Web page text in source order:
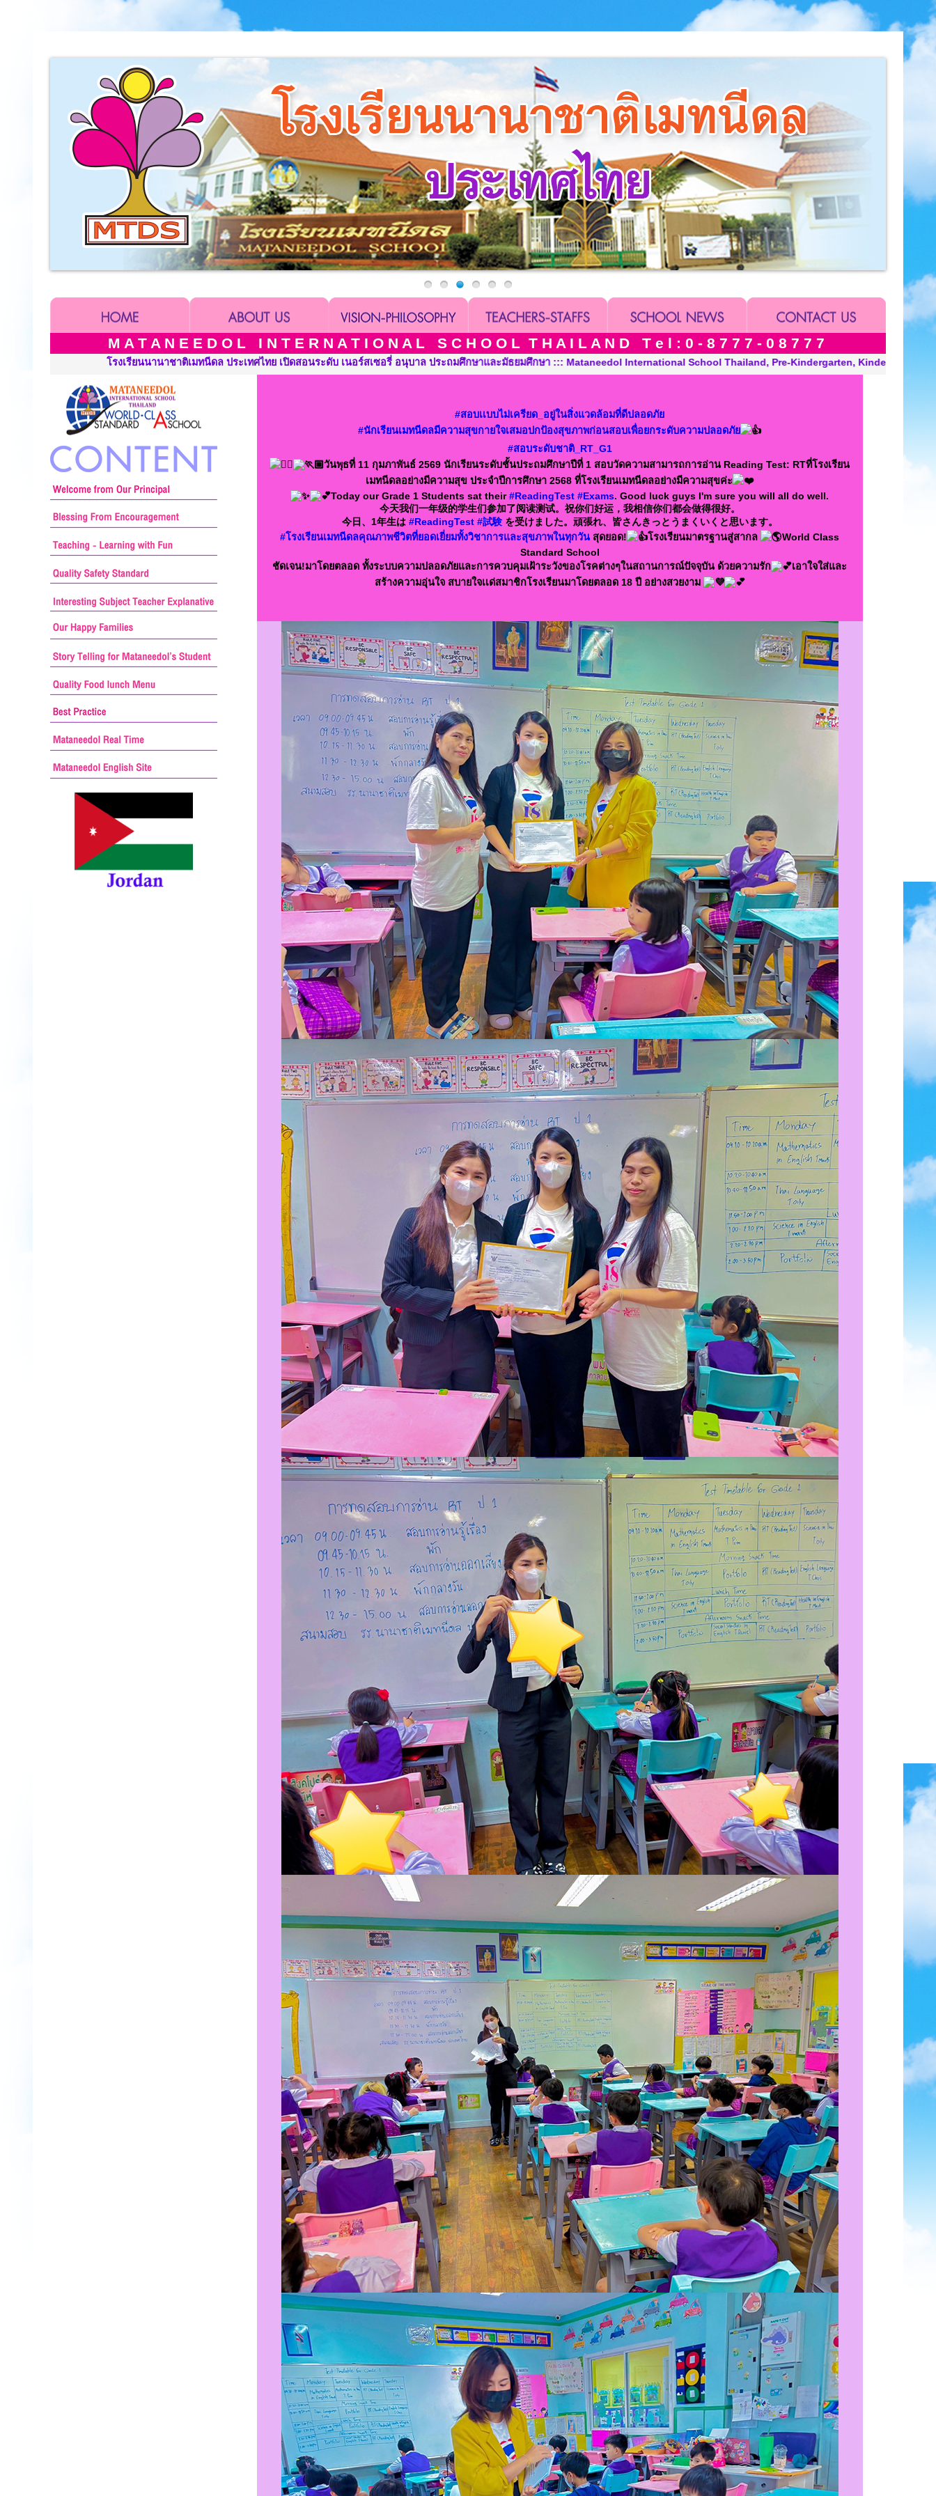
M A T A N E E D O L I N T E R N A T I O N A L S C H O O L T H A I L A N D T e l : 0 - 8 7 7 7 - 0 8 7 7 7
ประเทศไทย เปิดสอนระดับ เนอร์สเซอรี่ อนุบาล ประถมศึกษาและมัธยมศึกษา ::: Mataneedol International School Thailand, Pre-Kindergarten, Kindergarten and Grade in Khon Kaen Thailand. “A
#สอบเเบบไม่เครียด_อยู่ในสิ่งแวดล้อมที่ดีปลอดภัย
#นักเรียนเมทนีดลมีความสุขกายใจเสมอปกป้องสุขภาพก่อนสอบเพื่อยกระดับความปลอดภัย
#สอบระดับชาติ_RT_G1
วันพุธที่ 11 กุมภาพันธ์ 2569 นักเรียนระดับชั้นประถมศึกษาปีที่ 1 สอบวัดความสามารถการอ่าน Reading Test: RTที่โรงเรียน
เมทนีดลอย่างมีความสุข ประจำปีการศึกษา 2568 ที่โรงเรียนเมทนีดลอย่างมีความสุขค่ะ
Today our Grade 1 Students sat their#ReadingTest #Exams. Good luck guys I'm sure you will all do well.
今天我们一年级的学生们参加了阅读测试。祝你们好运，我相信你们都会做得很好。
今日、1年生は #ReadingTest #試験を受けました。頑張れ、皆さんきっとうまくいくと思います。
#โรงเรียนเมทนีดลคุณภาพชีวิตที่ยอดเยี่ยมทั้งวิชาการและสุขภาพในทุกวัน สุดยอด! โรงเรียนมาตรฐานสู่สากล
World Class
Standard School
ชัดเจน!มาโดยตลอด ทั้งระบบความปลอดภัยและการควบคุมเฝ้าระวังของโรคต่างๆในสถานการณ์ปัจจุบัน ด้วยความรัก
เอาใจใส่และ
สร้างความอุ่นใจ สบายใจเเด่สมาชิกโรงเรียนมาโดยตลอด 18 ปี อย่างสวยงาม